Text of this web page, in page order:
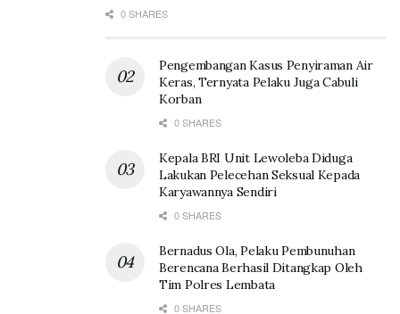
0 SHARES
Pengembangan Kasus Penyiraman Air
Keras, Ternyata Pelaku Juga Cabuli
Korban
0 SHARES
Kepala BRI Unit Lewoleba Diduga
Lakukan Pelecehan Seksual Kepada
Karyawannya Sendiri
0 SHARES
Bernadus Ola, Pelaku Pembunuhan
Berencana Berhasil Ditangkap Oleh
Tim Polres Lembata
0 SHARES